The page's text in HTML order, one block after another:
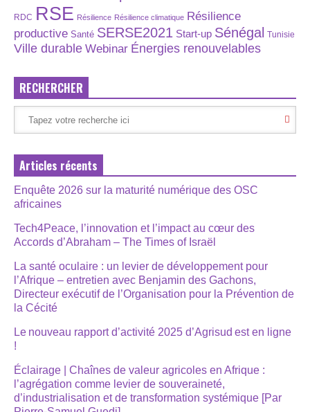
RDC RSE Résilience Résilience climatique Résilience
productive Santé SERSE2021 Start-up Sénégal Tunisie
Ville durable Webinar Énergies renouvelables
RECHERCHER
Articles récents
Enquête 2026 sur la maturité numérique des OSC
africaines
Tech4Peace, l’innovation et l’impact au cœur des
Accords d’Abraham – The Times of Israël
La santé oculaire : un levier de développement pour
l’Afrique – entretien avec Benjamin des Gachons,
Directeur exécutif de l’Organisation pour la Prévention de
la Cécité
Le nouveau rapport d’activité 2025 d’Agrisud est en ligne
!
Éclairage | Chaînes de valeur agricoles en Afrique :
l’agrégation comme levier de souveraineté,
d’industrialisation et de transformation systémique [Par